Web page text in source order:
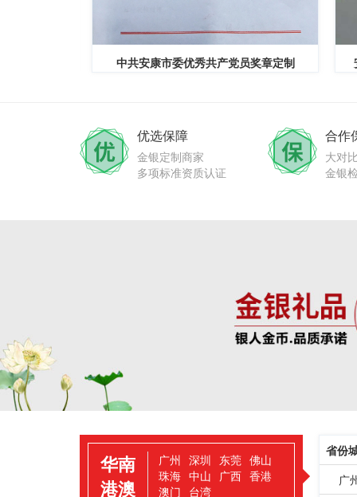
中共安康市委优秀共产党员奖章定制
优选保障
金银定制商家
多项标准资质认证
合作
大对
金银
华南
港澳
广州 深圳 东莞 佛山
珠海 中山 广西 香港
澳门 台湾
省份
广